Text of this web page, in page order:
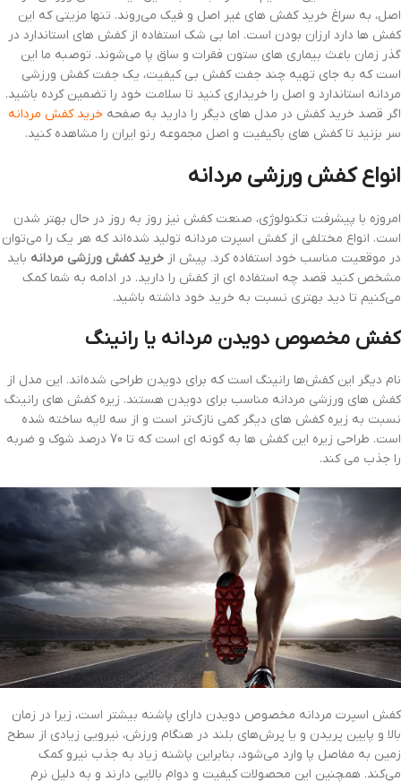
اصل، به سراغ خرید کفش های غیر اصل و فیک می‌روند. تنها مزیتی که این
کفش ها دارد ارزان بودن است. اما بی شک استفاده از کفش های استاندارد در
گذر زمان باعث بیماری های ستون فقرات و ساق پا می‌شوند. توصبه ما این
است که به جای تهیه چند جفت کفش بی کیفیت، یک جفت کفش ورزشی
مردانه استاندارد و اصل را خریداری کنید تا سلامت خود را تضمین کرده باشید.
اگر قصد خرید کفش در مدل های دیگر را دارید به صفحه خرید کفش مردانه
سر بزنید تا کفش های باکیفیت و اصل مجموعه رنو ایران را مشاهده کنید.
انواع کفش ورزشی مردانه
امروزه با پیشرفت تکنولوژی، صنعت کفش نیز روز به روز در حال بهتر شدن
است. انواع مختلفی از کفش اسپرت مردانه تولید شده‌اند که هر یک را می‌توان
در موقعیت مناسب خود استفاده کرد. پیش از خرید کفش ورزشی مردانه باید
مشخص کنید قصد چه استفاده ای از کفش را دارید. در ادامه به شما کمک
می‌کنیم تا دید بهتری نسبت به خرید خود داشته باشید.
کفش مخصوص دویدن مردانه یا رانینگ
نام دیگر این کفش‌ها رانینگ است که برای دویدن طراحی شده‌اند. این مدل از
کفش های ورزشی مردانه مناسب برای دویدن هستند. زیره کفش های رانینگ
نسبت به زیره کفش های دیگر کمی نازک‌تر است و از سه لایه ساخته شده
است. طراحی زیره این کفش ها به گونه ای است که تا 70 درصد شوک و ضربه
را جذب می کند.
کفش اسپرت مردانه مخصوص دویدن دارای پاشنه بیشتر است، زیرا در زمان
بالا و پایین پریدن و یا پرش‌های بلند در هنگام ورزش، نیرویی زیادی از سطح
زمین به مفاصل پا وارد می‌شود، بنابراین پاشنه زیاد به جذب نیرو کمک
می‌کند. همچنین این محصولات کیفیت و دوام بالایی دارند و به دلیل نرم